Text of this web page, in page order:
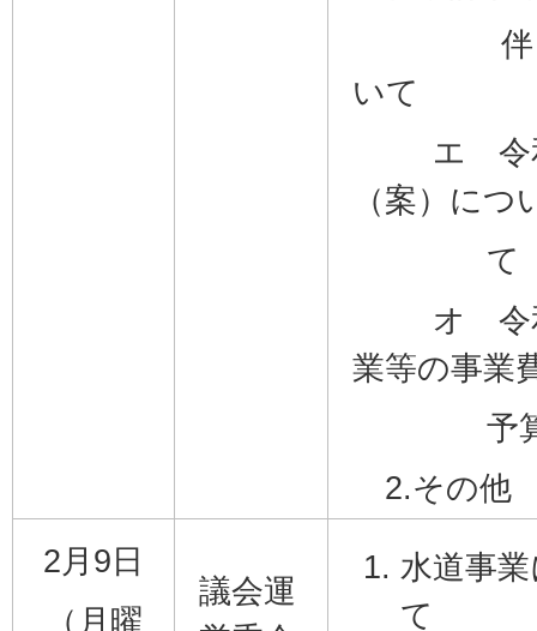
伴う覚
いて
エ 令和8
（案）につ
て
オ 令和8
業等の事業
予算
2.その他
2月9日
（月曜
議会運
水道事
て